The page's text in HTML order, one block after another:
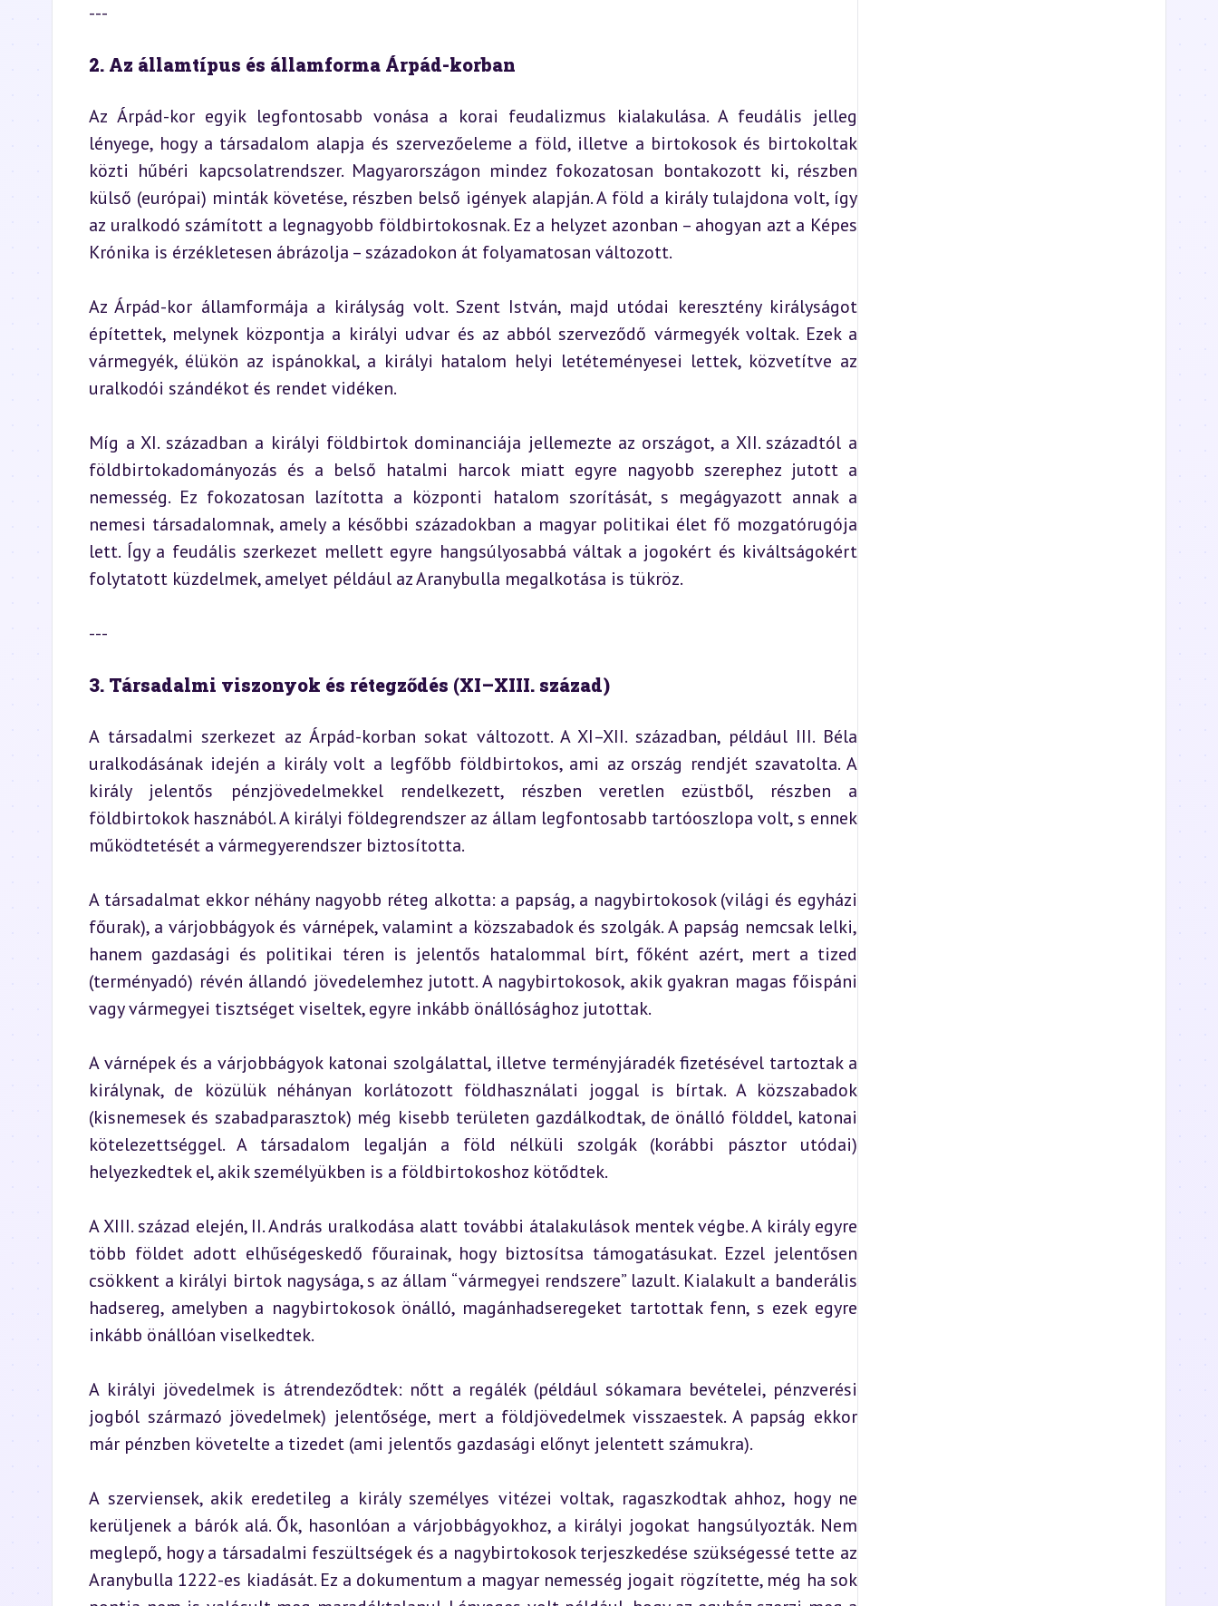
---
2. Az államtípus és államforma Árpád-korban
Az Árpád-kor egyik legfontosabb vonása a korai feudalizmus kialakulása. A feudális jelleg
lényege, hogy a társadalom alapja és szervezőeleme a föld, illetve a birtokosok és birtokoltak
közti hűbéri kapcsolatrendszer. Magyarországon mindez fokozatosan bontakozott ki, részben
külső (európai) minták követése, részben belső igények alapján. A föld a király tulajdona volt, így
az uralkodó számított a legnagyobb földbirtokosnak. Ez a helyzet azonban – ahogyan azt a Képes
Krónika is érzékletesen ábrázolja – századokon át folyamatosan változott.
Az Árpád-kor államformája a királyság volt. Szent István, majd utódai keresztény királyságot
építettek, melynek központja a királyi udvar és az abból szerveződő vármegyék voltak. Ezek a
vármegyék, élükön az ispánokkal, a királyi hatalom helyi letéteményesei lettek, közvetítve az
uralkodói szándékot és rendet vidéken.
Míg a XI. században a királyi földbirtok dominanciája jellemezte az országot, a XII. századtól a
földbirtokadományozás és a belső hatalmi harcok miatt egyre nagyobb szerephez jutott a
nemesség. Ez fokozatosan lazította a központi hatalom szorítását, s megágyazott annak a
nemesi társadalomnak, amely a későbbi századokban a magyar politikai élet fő mozgatórugója
lett. Így a feudális szerkezet mellett egyre hangsúlyosabbá váltak a jogokért és kiváltságokért
folytatott küzdelmek, amelyet például az Aranybulla megalkotása is tükröz.
---
3. Társadalmi viszonyok és rétegződés (XI–XIII. század)
A társadalmi szerkezet az Árpád-korban sokat változott. A XI–XII. században, például III. Béla
uralkodásának idején a király volt a legfőbb földbirtokos, ami az ország rendjét szavatolta. A
király jelentős pénzjövedelmekkel rendelkezett, részben veretlen ezüstből, részben a
földbirtokok hasznából. A királyi földegrendszer az állam legfontosabb tartóoszlopa volt, s ennek
működtetését a vármegyerendszer biztosította.
A társadalmat ekkor néhány nagyobb réteg alkotta: a papság, a nagybirtokosok (világi és egyházi
főurak), a várjobbágyok és várnépek, valamint a közszabadok és szolgák. A papság nemcsak lelki,
hanem gazdasági és politikai téren is jelentős hatalommal bírt, főként azért, mert a tized
(terményadó) révén állandó jövedelemhez jutott. A nagybirtokosok, akik gyakran magas főispáni
vagy vármegyei tisztséget viseltek, egyre inkább önállósághoz jutottak.
A várnépek és a várjobbágyok katonai szolgálattal, illetve terményjáradék fizetésével tartoztak a
királynak, de közülük néhányan korlátozott földhasználati joggal is bírtak. A közszabadok
(kisnemesek és szabadparasztok) még kisebb területen gazdálkodtak, de önálló földdel, katonai
kötelezettséggel. A társadalom legalján a föld nélküli szolgák (korábbi pásztor utódai)
helyezkedtek el, akik személyükben is a földbirtokoshoz kötődtek.
A XIII. század elején, II. András uralkodása alatt további átalakulások mentek végbe. A király egyre
több földet adott elhűségeskedő főurainak, hogy biztosítsa támogatásukat. Ezzel jelentősen
csökkent a királyi birtok nagysága, s az állam “vármegyei rendszere” lazult. Kialakult a banderális
hadsereg, amelyben a nagybirtokosok önálló, magánhadseregeket tartottak fenn, s ezek egyre
inkább önállóan viselkedtek.
A királyi jövedelmek is átrendeződtek: nőtt a regálék (például sókamara bevételei, pénzverési
jogból származó jövedelmek) jelentősége, mert a földjövedelmek visszaestek. A papság ekkor
már pénzben követelte a tizedet (ami jelentős gazdasági előnyt jelentett számukra).
A szerviensek, akik eredetileg a király személyes vitézei voltak, ragaszkodtak ahhoz, hogy ne
kerüljenek a bárók alá. Ők, hasonlóan a várjobbágyokhoz, a királyi jogokat hangsúlyozták. Nem
meglepő, hogy a társadalmi feszültségek és a nagybirtokosok terjeszkedése szükségessé tette az
Aranybulla 1222-es kiadását. Ez a dokumentum a magyar nemesség jogait rögzítette, még ha sok